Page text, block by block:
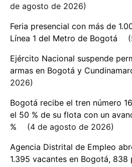
de agosto de 2026
Feria presencial con más de
Línea 1 del Metro de Bogotá
Ejército Nacional suspende
armas en Bogotá y
2026
Bogotá recibe el tren número
el 50 % de su flota con un
%
4 de agosto de 2026
Agencia Distrital de Empleo
1.395 vacantes en Bogotá, 838